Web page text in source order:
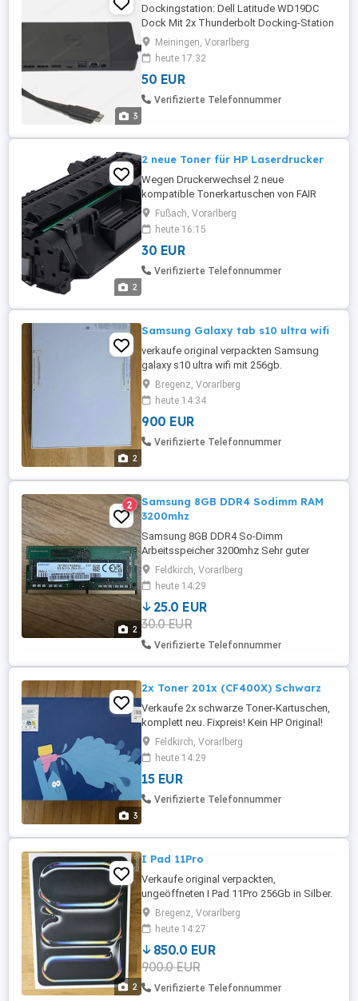
3
Dockingstation: Dell Latitude WD19DC
Dock Mit 2x Thunderbolt Docking-Station
Set 240W USB-C Netzteil: Dell
LA240PM160 Abzugeben, weil neuer
Laptop (nicht mehr kompatibel).
Funktioniert einwandfrei!
Meiningen, Vorarlberg
heute 17:32
50 EUR
Verifizierte Telefonnummer
2
2 neue Toner für HP Laserdrucker
Wegen Druckerwechsel 2 neue
kompatible Tonerkartuschen von FAIR
Toner CE505A. Einer ist ausgepackt,
wurde aber nicht eingesetzt, weil Drucker
nicht mehr vorhanden war. Einer ist
originalverpackt in eingeschweißter Folie.
Kosten zur Zeit 26,- Stk. Für 3500 Seiten.
Fußach, Vorarlberg
heute 16:15
30 EUR
Verifizierte Telefonnummer
2
Samsung Galaxy tab s10 ultra wifi
verkaufe original verpackten Samsung
galaxy s10 ultra wifi mit 256gb.
Bregenz, Vorarlberg
heute 14:34
900 EUR
Verifizierte Telefonnummer
2
2
Samsung 8GB DDR4 Sodimm RAM
3200mhz
Samsung 8GB DDR4 So-Dimm
Arbeitsspeicher 3200mhz Sehr guter
Zustand Festpreis Versand 1,40 per Brief
möglich
Feldkirch, Vorarlberg
heute 14:29
25.0 EUR
30.0 EUR
Verifizierte Telefonnummer
3
2x Toner 201x (CF400X) Schwarz
Verkaufe 2x schwarze Toner-Kartuschen,
komplett neu. Fixpreis! Kein HP Original!
Kompatibel mit: HP Color LaserJet Pro: *
M252dn * M252n * M277dw * M277n *
M274n * M277C Canon imageCLASS: *
LBP613Cdw * LBP612Cdw * LBP612C *
LBP611C * LBP611Cn * MF631Cn *
Feldkirch, Vorarlberg
heute 14:29
15 EUR
Verifizierte Telefonnummer
2
I Pad 11Pro
Verkaufe original verpackten,
ungeöffneten I Pad 11Pro 256Gb in Silber.
Rechnung vorhanden und 2 Jahre Garantie
Bregenz, Vorarlberg
heute 14:27
850.0 EUR
900.0 EUR
Verifizierte Telefonnummer